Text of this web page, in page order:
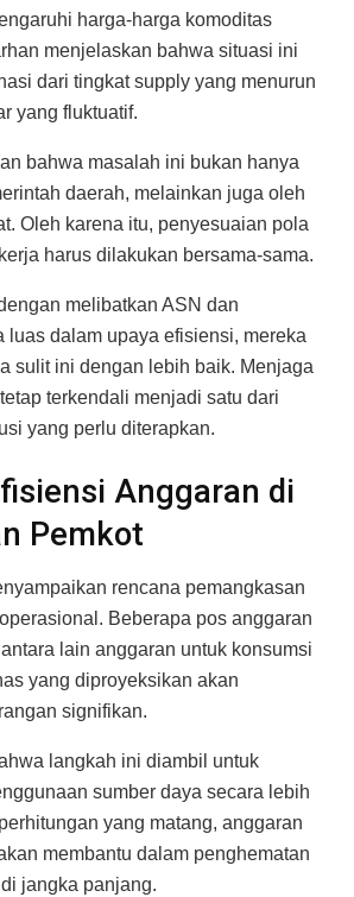
harga-harga komoditas
menjelaskan bahwa situasi ini
dari tingkat supply yang menurun
yang fluktuatif.
bahwa masalah ini bukan hanya
daerah, melainkan juga oleh
Oleh karena itu, penyesuaian pola
harus dilakukan bersama-sama.
melibatkan ASN dan
luas dalam upaya efisiensi, mereka
sulit ini dengan lebih baik. Menjaga
terkendali menjadi satu dari
yang perlu diterapkan.
Anggaran di
Pemkot
rencana pemangkasan
Beberapa pos anggaran
lain anggaran untuk konsumsi
yang diproyeksikan akan
signifikan.
langkah ini diambil untuk
sumber daya secara lebih
yang matang, anggaran
membantu dalam penghematan
jangka panjang.